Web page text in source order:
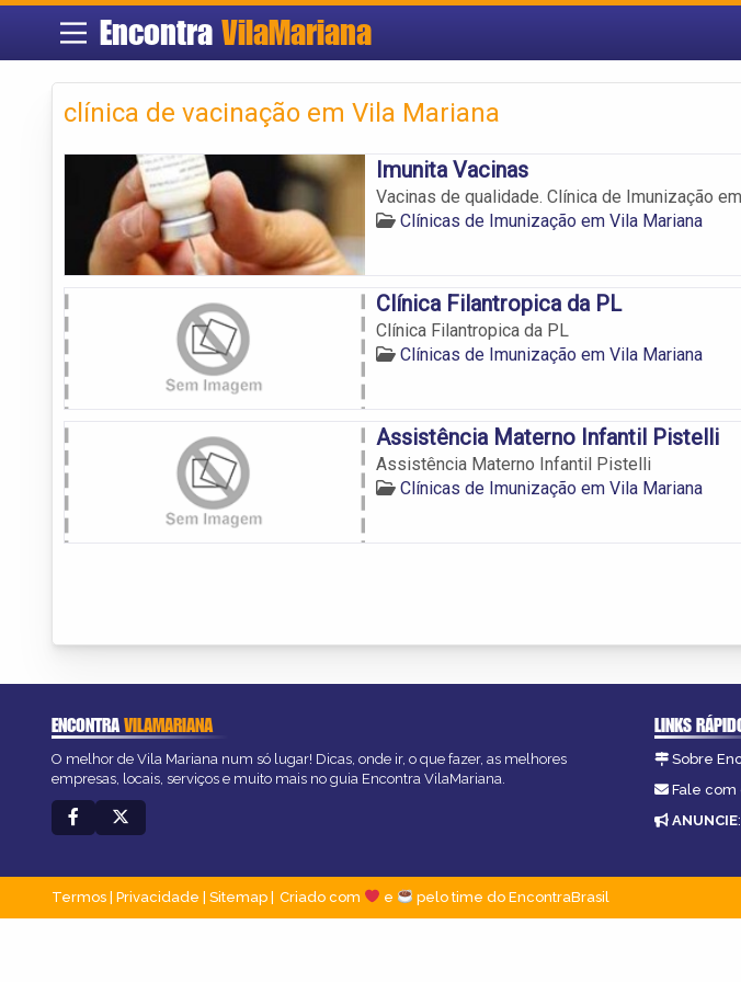
Encontra VilaMariana
clínica de vacinação em Vila Mariana
Imunita Vacinas
Vacinas de qualidade. Clínica de Imunização
Clínicas de Imunização em Vila Mariana
Clínica Filantropica da PL
Clínica Filantropica da PL
Clínicas de Imunização em Vila Mariana
Assistência Materno Infantil Pistelli
Assistência Materno Infantil Pistelli
Clínicas de Imunização em Vila Mariana
ENCONTRAVILAMARIANA
O melhor de Vila Mariana num só lugar! Dicas, onde ir, o que fazer, as melhores
empresas, locais, serviços e muito mais no guia Encontra VilaMariana.
LINKS
Sobre
Fale com
ANUNCIE:
Termos Privacidade Sitemap Criado com e pelo time do EncontraBrasil